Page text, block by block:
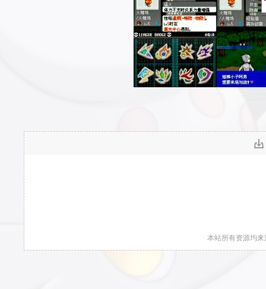
本站所有资源均